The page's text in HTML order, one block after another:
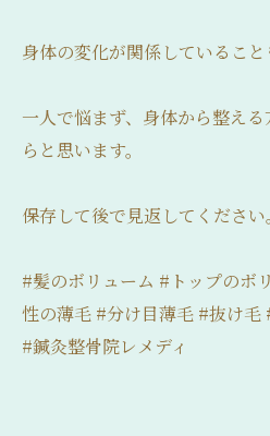
身体の変化が関係していること
一人で悩まず、身体から整え
らと思います。
保存して後で見返してください。
#髪のボリューム #トップのボ
性の薄毛 #分け目薄毛 #抜け毛
#鍼灸整骨院レメディ